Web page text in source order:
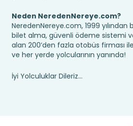
Neden NeredenNereye.com?
NeredenNereye.com, 1999
bilet alma, güvenli ödeme sistemi
alan 200’den fazla otobüs firması
ve her yerde yolcularının yanında!
İyi Yolculuklar Dileriz...